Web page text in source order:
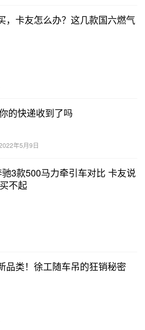
，卡友怎么办？这几款国六燃气
的快递收到了吗
年5月9日
3款500马力牵引车对比 卡友说
不起
品类！徐工随车吊的狂销秘密